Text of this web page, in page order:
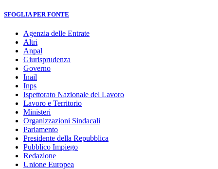
SFOGLIA PER FONTE
Agenzia delle Entrate
Altri
Anpal
Giurisprudenza
Governo
Inail
Inps
Ispettorato Nazionale del Lavoro
Lavoro e Territorio
Ministeri
Organizzazioni Sindacali
Parlamento
Presidente della Repubblica
Pubblico Impiego
Redazione
Unione Europea